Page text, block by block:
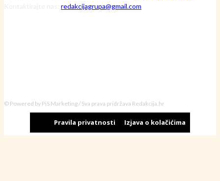
redakcijagrupa@gmail.com
© Powered by PiS Marketing / Sva prava pridržava Redakcija.hr
Pravila privatnosti Izjava o kolačićima